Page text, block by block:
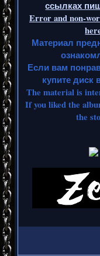
ссылках
Error and non-
Материал
Если вам
купите диск
The material is
If you liked the
the